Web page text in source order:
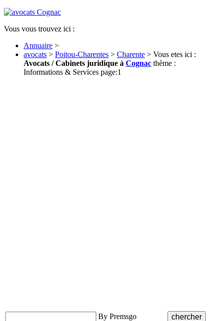
Vous vous trouvez ici :
Annuaire >
avocats > Poitou-Charentes > Charente > Vous etes ici :
Avocats / Cabinets juridique à Cognac thème :
Informations & Services page:1
By Premsgo